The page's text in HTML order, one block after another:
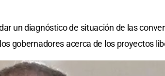
un diagnóstico de situación de las
gobernadores acerca de los proyectos